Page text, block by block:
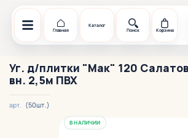
Главная
Каталог
Поиск
Корзина
Уг. д/плитки "Мак" 120
вн. 2,5м ПВХ
арт. (50шт.)
В НАЛИЧИИ